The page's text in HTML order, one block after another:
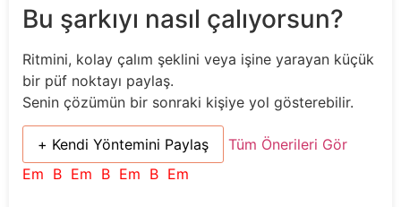
Bu şarkıyı nasıl çalıyorsun?
Ritmini, kolay çalım şeklini veya işine yarayan küçük
bir püf noktayı paylaş.
Senin çözümün bir sonraki kişiye yol gösterebilir.
+ Kendi Yöntemini Paylaş
Tüm Önerileri Gör
Em B Em B Em B Em